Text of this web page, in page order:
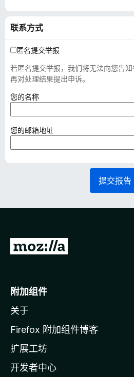
联系方式
匿名提交举报
若匿名提交举报，我们将无法向您告
再对处理结果提出申诉。
您的名称（
填
）
您的邮箱地址（
填
提交报告
转
o
i
l
a
主
附加组件
关于
Firefox 附加组件博客
扩展工坊
开发者中心